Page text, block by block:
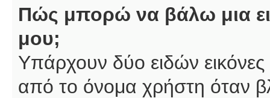
Πώς μπορώ να βάλω μια
μου;
Υπάρχουν δύο ειδών
από το όνομα χρήστη όταν